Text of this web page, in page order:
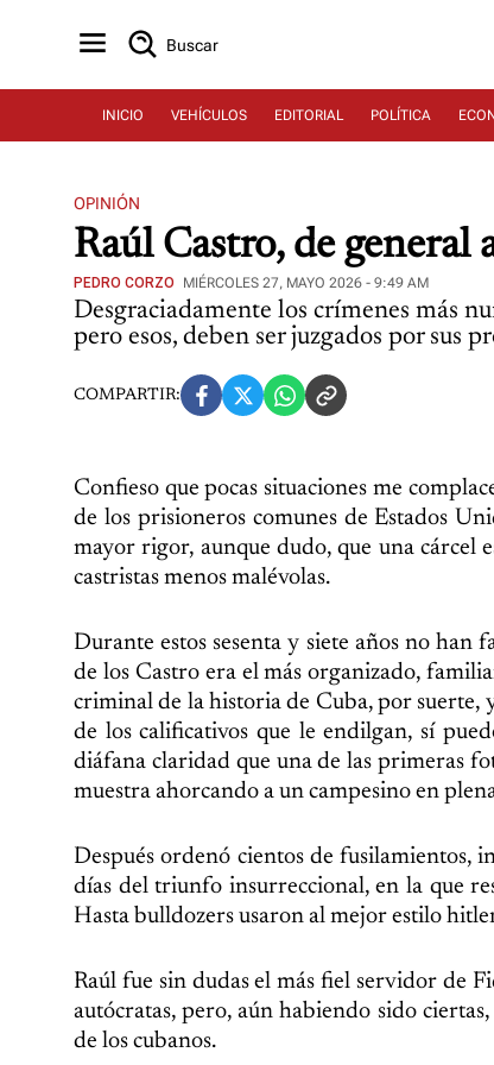
Buscar
INICIO VEHÍCULOS EDITORIAL POLÍTICA
OPINIÓN
Raúl Castro, de general
PEDRO CORZO MIÉRCOLES 27, MAYO 2026 - 9:49 AM
Desgraciadamente los crímenes más
pero esos, deben ser juzgados por sus
COMPARTIR:
Confieso que pocas situaciones me
de los prisioneros comunes de Estados
mayor rigor, aunque dudo, que una cárcel
castristas menos malévolas.
Durante estos sesenta y siete años no
de los Castro era el más organizado,
criminal de la historia de Cuba, por suerte,
de los calificativos que le endilgan, sí
diáfana claridad que una de las primeras
muestra ahorcando a un campesino en
Después ordenó cientos de fusilamientos,
días del triunfo insurreccional, en la que
Hasta bulldozers usaron al mejor estilo
Raúl fue sin dudas el más fiel servidor de
autócratas, pero, aún habiendo sido
de los cubanos.